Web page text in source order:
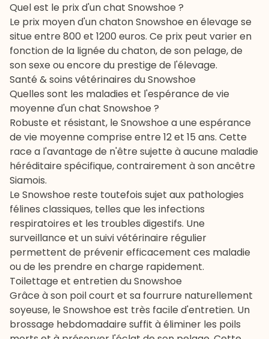
Quel est le prix d'un chat Snowshoe ?
Le prix moyen d'un chaton Snowshoe en élevage se
situe entre 800 et 1200 euros. Ce prix peut varier en
fonction de la lignée du chaton, de son pelage, de
son sexe ou encore du prestige de l'élevage.
Santé & soins vétérinaires du Snowshoe
Quelles sont les maladies et l'espérance de vie
moyenne d'un chat Snowshoe ?
Robuste et résistant, le Snowshoe a une espérance
de vie moyenne comprise entre 12 et 15 ans. Cette
race a l'avantage de n'être sujette à aucune maladie
héréditaire spécifique, contrairement à son ancêtre
Siamois.
Le Snowshoe reste toutefois sujet aux pathologies
félines classiques, telles que les infections
respiratoires et les troubles digestifs. Une
surveillance et unsuivi vétérinaire régulier
permettent de prévenir efficacement ces maladie
ou de les prendre en charge rapidement.
Toilettage et entretien du Snowshoe
Grâce à son poil court et sa fourrure naturellement
soyeuse, le Snowshoe est très facile d'entretien. Un
brossage hebdomadaire suffit à éliminer les poils